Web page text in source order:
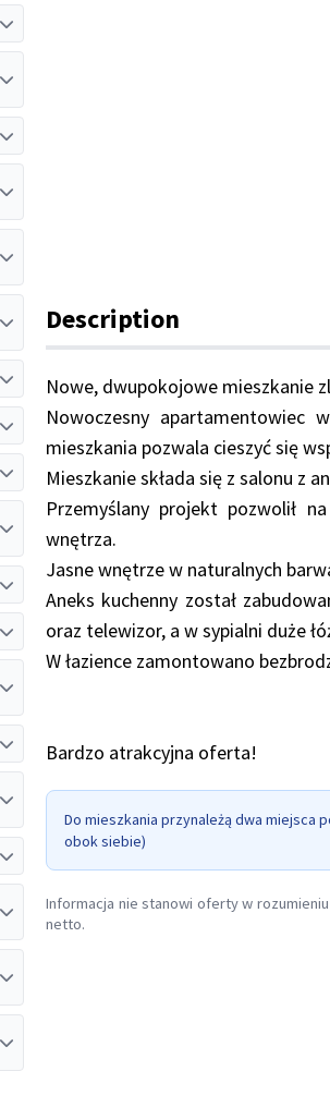
Description
Nowe, dwupokojowe mieszkanie
Nowoczesny apartamentowiec
mieszkania pozwala cieszyć się
Mieszkanie składa się z salonu z
Przemyślany projekt pozwolił
wnętrza.
Jasne wnętrze w naturalnych
Aneks kuchenny został
oraz telewizor, a w sypialni duże
W łazience zamontowano
Bardzo atrakcyjna oferta!
Do mieszkania przynależą dwa miejsca
obok siebie)
Informacja nie stanowi oferty w
netto.